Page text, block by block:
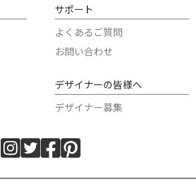
サポート
よくあるご質問
お問い合わせ
デザイナーの皆様へ
デザイナー募集